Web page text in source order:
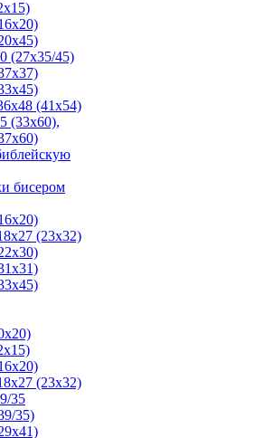
(27х35/45)
(41х54)
(33х60),
бисером
(23х32)
(23х32)
35
35)